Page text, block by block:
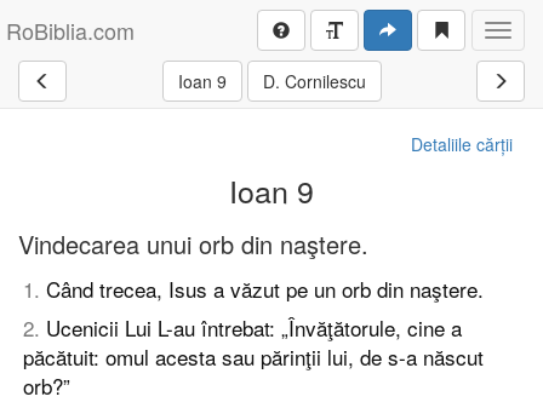
RoBiblia.com
Ioan 9 D. Cornilescu
Detaliile cărții
Ioan 9
Vindecarea unui orb din naştere.
1. Când trecea, Isus a văzut pe un orb din naştere.
2. Ucenicii Lui L-au întrebat: „Învăţătorule, cine a
păcătuit: omul acesta sau părinţii lui, de s-a născut
orb?”